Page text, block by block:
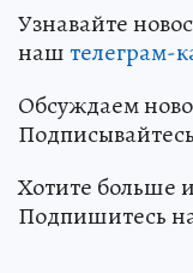
Узнавайте
наштелеграм-
Обсуждаем
Хотите больше
Подпишитесь